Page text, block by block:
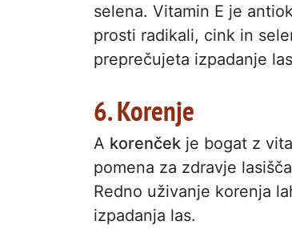
selena. Vitamin E je
prosti radikali, cink in
preprečujeta izpadanje
6. Korenje
A korenček je bogat z
pomena za zdravje
Redno uživanje korenja
izpadanja las.